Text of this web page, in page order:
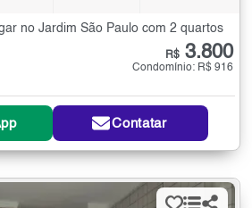
no Jardim São Paulo com 2 quartos
R$ 3.800
Condomínio: R$ 916
Contatar